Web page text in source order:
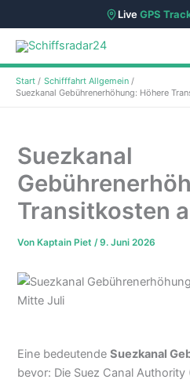
LiveGPS
Zum
Inhalt
springen
Start
Schifffahrt Allgemein
Suezkanal Gebührenerhöhung: Höhere
Suezkanal
Transitkosten
Von Kaptain Piet/9. Juni 2026
Eine bedeutendeSuezkanal
bevor: Die Suez Canal